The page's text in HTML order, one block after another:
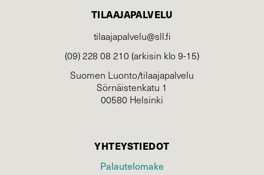
TILAAJAPALVELU
tilaajapalvelu@sll.fi
(09) 228 08 210 (arkisin klo 9-15)
Suomen Luonto/tilaajapalvelu
Sörnäistenkatu 1
00580 Helsinki
YHTEYSTIEDOT
Palautelomake